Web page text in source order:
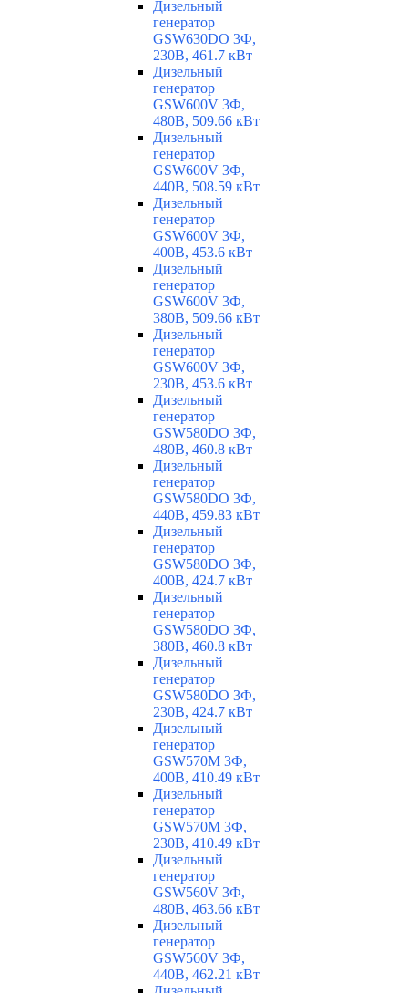
Дизельный
генератор
GSW630DO 3Ф,
230В, 461.7 кВт
Дизельный
генератор
GSW600V 3Ф,
480В, 509.66 кВт
Дизельный
генератор
GSW600V 3Ф,
440В, 508.59 кВт
Дизельный
генератор
GSW600V 3Ф,
400В, 453.6 кВт
Дизельный
генератор
GSW600V 3Ф,
380В, 509.66 кВт
Дизельный
генератор
GSW600V 3Ф,
230В, 453.6 кВт
Дизельный
генератор
GSW580DO 3Ф,
480В, 460.8 кВт
Дизельный
генератор
GSW580DO 3Ф,
440В, 459.83 кВт
Дизельный
генератор
GSW580DO 3Ф,
400В, 424.7 кВт
Дизельный
генератор
GSW580DO 3Ф,
380В, 460.8 кВт
Дизельный
генератор
GSW580DO 3Ф,
230В, 424.7 кВт
Дизельный
генератор
GSW570M 3Ф,
400В, 410.49 кВт
Дизельный
генератор
GSW570M 3Ф,
230В, 410.49 кВт
Дизельный
генератор
GSW560V 3Ф,
480В, 463.66 кВт
Дизельный
генератор
GSW560V 3Ф,
440В, 462.21 кВт